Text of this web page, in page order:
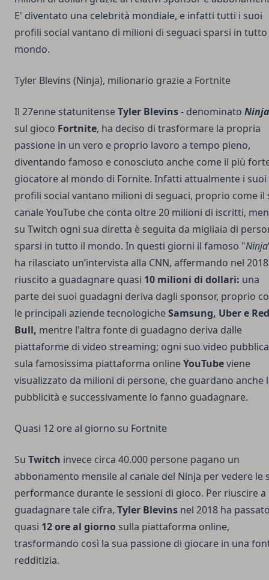
E' diventato una celebrità mondiale, e infatti tutti i suoi
profili social vantano di milioni di seguaci sparsi in
mondo.
Tyler Blevins (Ninja), milionario grazie a Fortnite
Il 27enne statunitenseTyler Blevins- denominato Ninja
sul gioco Fortnite, ha deciso di trasformare la propria
passione in un vero e proprio lavoro a tempo pieno,
diventando famoso e conosciuto anche come il più
giocatore al mondo di Fornite. Infatti attualmente i suoi
profili social vantano milioni di seguaci, proprio come il
canale YouTube che conta oltre 20 milioni di iscritti,
su Twitch ogni sua diretta è seguita da migliaia di
sparsi in tutto il mondo. In questi giorni il famoso "Ninja
ha rilasciato un’intervista alla CNN, affermando nel
riuscito a guadagnare quasi 10 milioni di dollari: una
parte dei suoi guadagni deriva dagli sponsor, proprio
le principali aziende tecnologicheSamsung, Uber e Red
Bull, mentre l'altra fonte di guadagno deriva dalle
piattaforme di video streaming; ogni suo video
sula famosissima piattaforma onlineYouTubeviene
visualizzato da milioni di persone, che guardano anche
pubblicità e successivamente lo fanno guadagnare.
Quasi 12 ore al giorno su Fortnite
Su Twitch invece circa 40.000 persone pagano un
abbonamento mensile al canale del Ninja per vedere le
performance durante le sessioni di gioco. Per riuscire a
guadagnare tale cifra, Tyler Blevins nel 2018 ha
quasi 12 ore al giorno sulla piattaforma online,
trasformando così la sua passione di giocare in una
redditizia.